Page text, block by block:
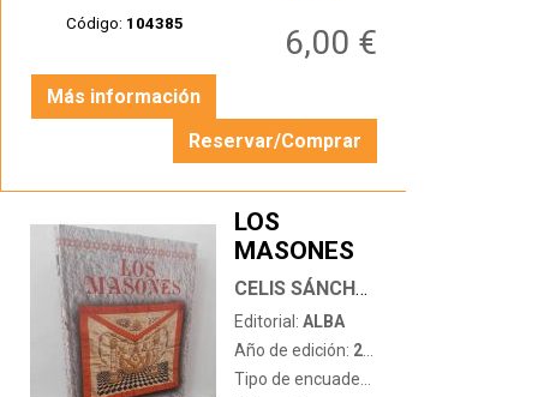
Código: 104385 6,00 €
Más información
Reservar/Comprar
LOS
MASONES
CELIS SÁNCHEZ, AGUSTÍN
Editorial: ALBA
Año de edición: 2005
Tipo de encuadernación: